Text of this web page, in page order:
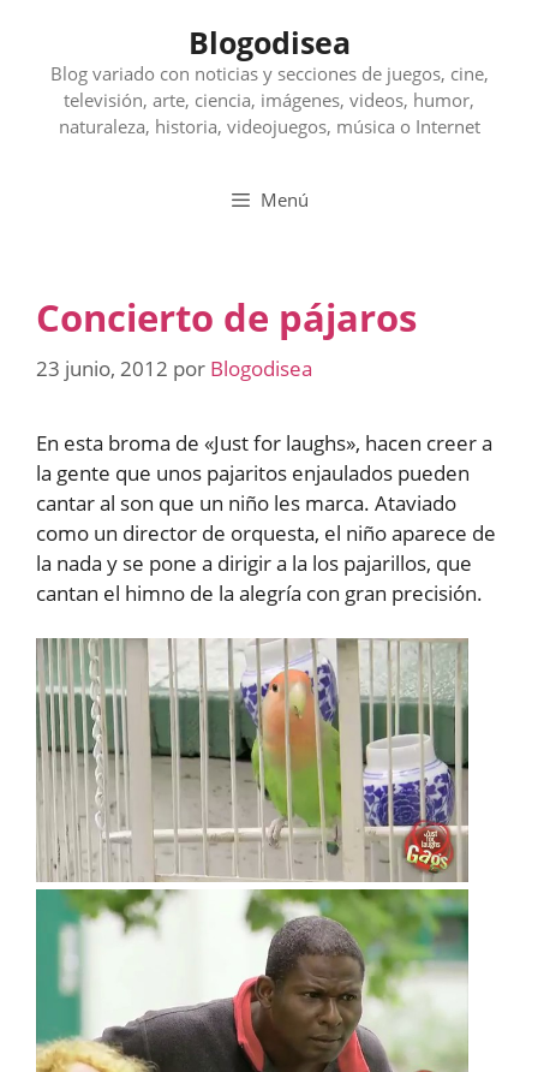
contenido
Blogodisea
Blog variado con noticias y secciones de juegos, cine,
televisión, arte, ciencia, imágenes, videos, humor,
naturaleza, historia, videojuegos, música o Internet
Menú
Concierto de pájaros
23 junio, 2012 por Blogodisea
En esta broma de «Just for laughs», hacen creer a
la gente que unos pajaritos enjaulados pueden
cantar al son que un niño les marca. Ataviado
como un director de orquesta, el niño aparece de
la nada y se pone a dirigir a la los pajarillos, que
cantan el himno de la alegría con gran precisión.